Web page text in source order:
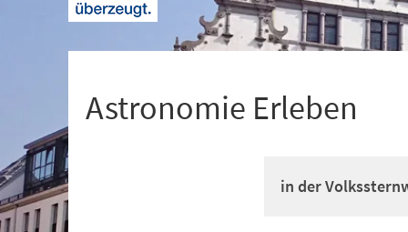
Astronomie Erleben
in der